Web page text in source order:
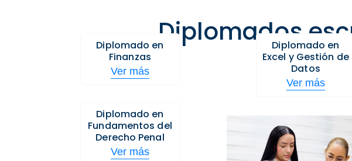
Diplomados
Diplomado en
Finanzas
Ver más
Diplomado en
Excel y Gestión de
Datos
Ver más
Diplomado en
Fundamentos del
Derecho Penal
Ver más